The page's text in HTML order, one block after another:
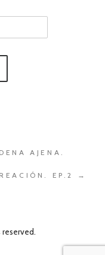
AJENA.
EP.2 →
reserved.